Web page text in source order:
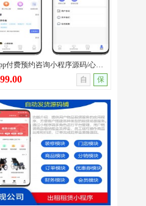
uniapp付费预约咨询小程序源码/心理咨询/法律咨询/问诊咨询等多场景付费预约系统
自 保